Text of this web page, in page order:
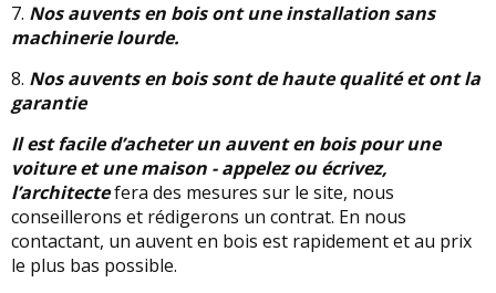
7. Nos auvents en bois ont une installation sans
machinerie lourde.
8. Nos auvents en bois sont de haute qualité et ont la
garantie
Il est facile d’acheter un auvent en bois pour une
voiture et une maison - appelez ou écrivez,
l’architectefera des mesures sur le site, nous
conseillerons et rédigerons un contrat. En nous
contactant, un auvent en bois est rapidement et au prix
le plus bas possible.